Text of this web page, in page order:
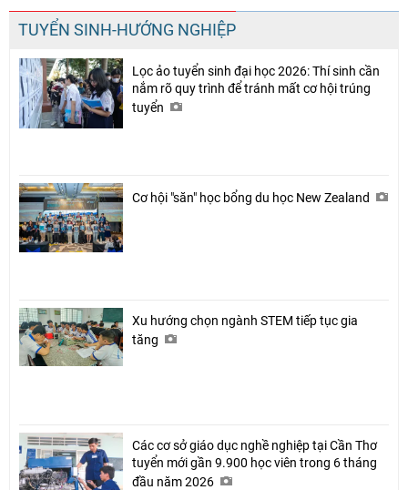
TUYỂN SINH-HƯỚNG NGHIỆP
Lọc ảo tuyển sinh đại học 2026: Thí sinh cần
nắm rõ quy trình để tránh mất cơ hội trúng
tuyển
Cơ hội "săn" học bổng du học New Zealand
Xu hướng chọn ngành STEM tiếp tục gia
tăng
Các cơ sở giáo dục nghề nghiệp tại Cần Thơ
tuyển mới gần 9.900 học viên trong 6 tháng
đầu năm 2026